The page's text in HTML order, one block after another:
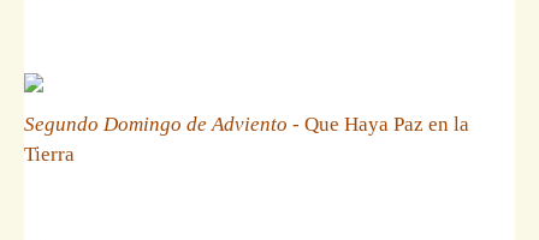
Segundo Domingo de Adviento - Que Haya Paz en la
Tierra